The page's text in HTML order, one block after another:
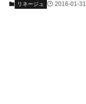
リネージュ 2016-01-31